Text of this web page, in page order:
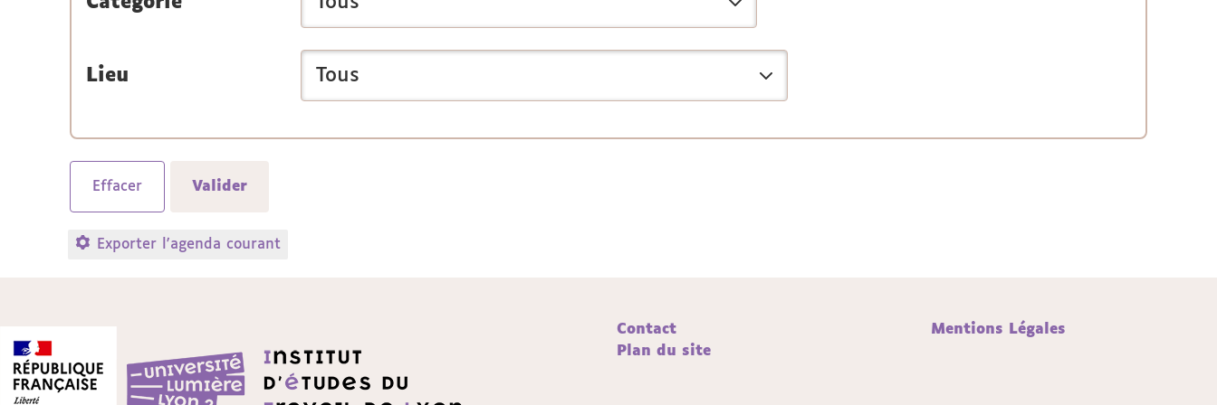
Lieu
Exporter l'agenda courant
Contact
Mentions Légales
Plan du site